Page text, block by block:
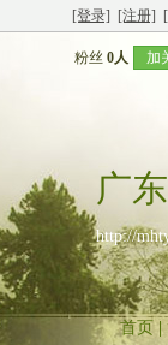
[登录] [注册]
粉丝 0人 加
广
http://
首页 |